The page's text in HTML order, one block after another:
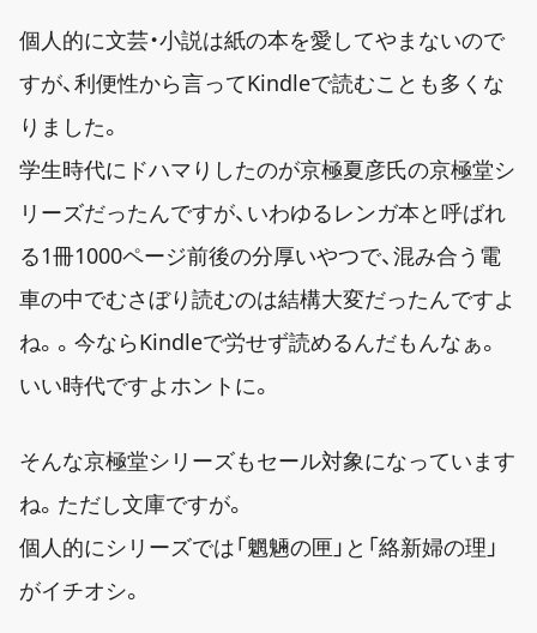
個人的に文芸・小説は紙の本を愛してやまないので
すが、利便性から言ってKindleで読むことも多くな
りました。
学生時代にドハマりしたのが京極夏彦氏の京極堂シ
リーズだったんですが、いわゆるレンガ本と呼ばれ
る1冊1000ページ前後の分厚いやつで、混み合う電
車の中でむさぼり読むのは結構大変だったんですよ
ね。。今ならKindleで労せず読めるんだもんなぁ。
いい時代ですよホントに。
そんな京極堂シリーズもセール対象になっています
ね。ただし文庫ですが。
個人的にシリーズでは「魍魎の匣」と「絡新婦の理」
がイチオシ。